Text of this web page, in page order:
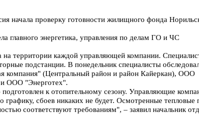
проверку готовности жилищного фонда
главного энергетика, управления по делам ГО и ЧС
территории каждой управляющей компании.
подстанции. В понедельник специалисты
компания" (Центральный район и район Кайеркан), ООО
ООО "Энерготех".
к отопительному сезону. Управляющие
графику, сбоев никаких не будет. Осмотренные тепловые
соответствуют требованиям", – заявил начальник